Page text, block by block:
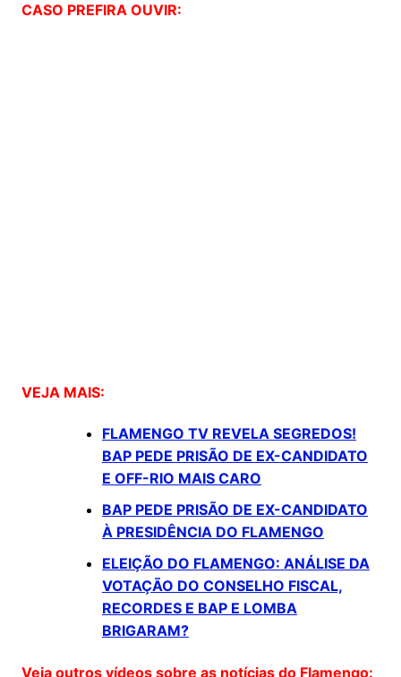
CASO PREFIRA OUVIR:
VEJA MAIS:
FLAMENGO TV REVELA SEGREDOS!
BAP PEDE PRISÃO DE EX-CANDIDATO
E OFF-RIO MAIS CARO
BAP PEDE PRISÃO DE EX-CANDIDATO
À PRESIDÊNCIA DO FLAMENGO
ELEIÇÃO DO FLAMENGO: ANÁLISE DA
VOTAÇÃO DO CONSELHO FISCAL,
RECORDES E BAP E LOMBA
BRIGARAM?
Veja outros vídeos sobre as notícias do Flamengo: